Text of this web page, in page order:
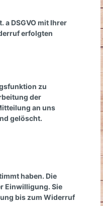
DSGVO mit Ihrer
erfolgten
zu
der
an uns
gelöscht.
haben. Die
Einwilligung. Sie
bis zum Widerruf